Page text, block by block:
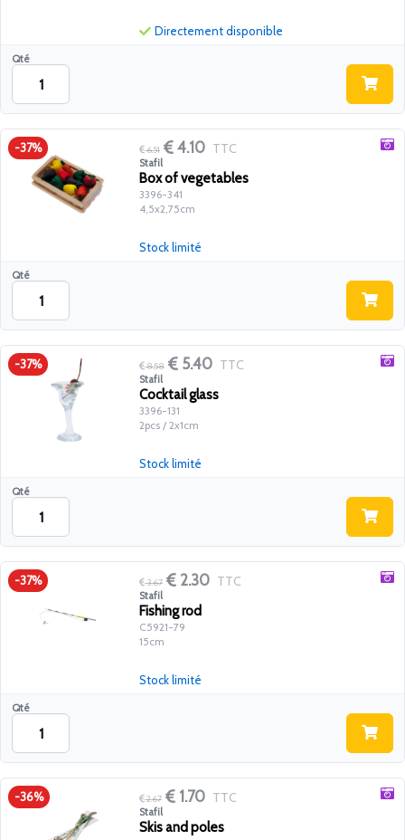
Qté
Directement disponible
-37% 6.51 4.10 TTC
Stafil
Box of vegetables
3396-341
4,5x2,75cm
Qté
Stock limité
-37% 8.58 5.40 TTC
Stafil
Cocktail glass
3396-131
2pcs / 2x1cm
Qté
Stock limité
-37% 3.67 2.30 TTC
Stafil
Fishing rod
C5921-79
15cm
Qté
Stock limité
-36% 2.67 1.70 TTC
Stafil
Skis and poles